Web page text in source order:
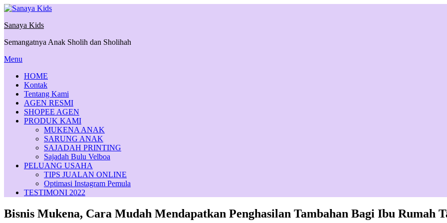
Skip
content
Sanaya Kids
Semangatnya Anak Sholih dan Sholihah
Menu
HOME
Kontak
Tentang Kami
AGEN RESMI
SHOPEE AGEN
PRODUK KAMI
MUKENA ANAK
SARUNG ANAK
SAJADAH PRINTING
Sajadah Bulu Velboa
PELUANG USAHA
TIPS JUALAN ONLINE
Optimasi Instagram Pemula
TESTIMONI 2022
Bisnis Mukena, Cara Mudah Mendapatkan Penghasilan Tambahan Bagi Ibu Rumah